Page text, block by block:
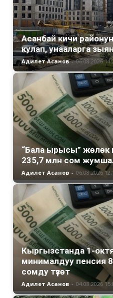
Асанбай кичи
кулап, унааларга
Адилет Асанов - 06.08.2026
“Бала ырысы” жөлөк
235,7 млн сом
Адилет Асанов - 06.08.2026
Кыргызстанда 1-
минималдуу пенсия
сомду түзөт
Адилет Асанов - 04.08.2026